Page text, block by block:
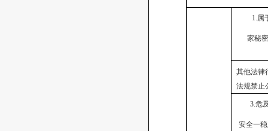
1.属
家秘密
其他法律
法规禁止
3.危
安全一稳